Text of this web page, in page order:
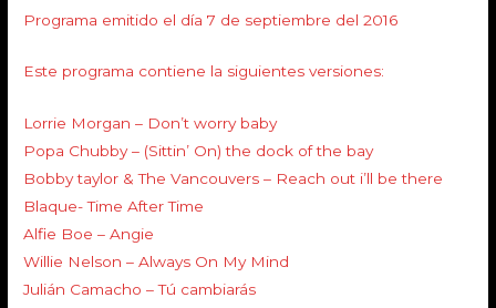
Programa emitido el día 7 de septiembre del 2016
Este programa contiene la siguientes versiones:
Lorrie Morgan – Don’t worry baby
Popa Chubby – (Sittin’ On) the dock of the bay
Bobby taylor & The Vancouvers – Reach out i’ll be there
Blaque- Time After Time
Alfie Boe – Angie
Willie Nelson – Always On My Mind
Julián Camacho – Tú cambiarás